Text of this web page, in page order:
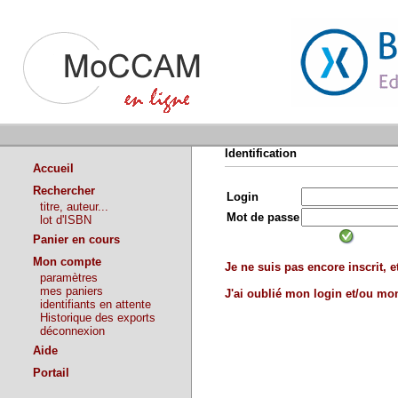
Accueil
Rechercher
titre, auteur...
lot d'ISBN
Panier en cours
Mon compte
paramètres
mes paniers
identifiants en attente
Historique des exports
déconnexion
Aide
Portail
Identification
Login
Mot de passe
Je ne suis pas encore inscrit,
J'ai oublié mon login et/ou